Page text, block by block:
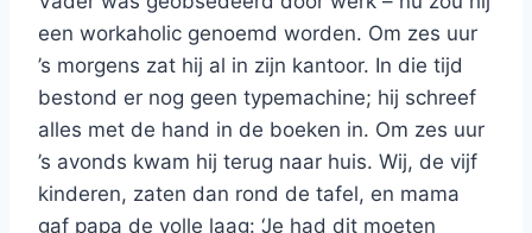
een workaholic genoemd worden. Om zes uur
’s morgens zat hij al in zijn kantoor. In die tijd
bestond er nog geen typemachine; hij schreef
alles met de hand in de boeken in. Om zes uur
’s avonds kwam hij terug naar huis. Wij, de vijf
kinderen, zaten dan rond de tafel, en mama
gaf papa de volle laag: ‘Je had dit moeten